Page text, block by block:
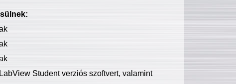
Student verziós szoftvert, valamint